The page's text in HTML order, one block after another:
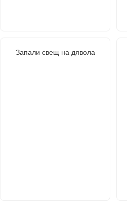
Запали свещ на дявола